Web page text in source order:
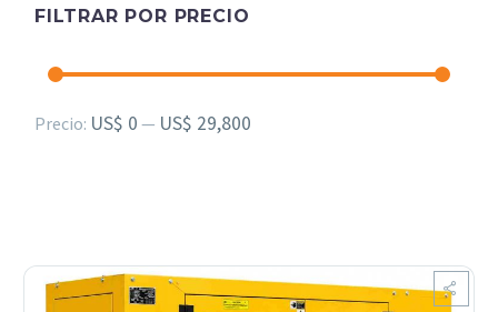
FILTRAR POR PRECIO
Precio
Precio
Precio: US$ 0 — US$ 29,800